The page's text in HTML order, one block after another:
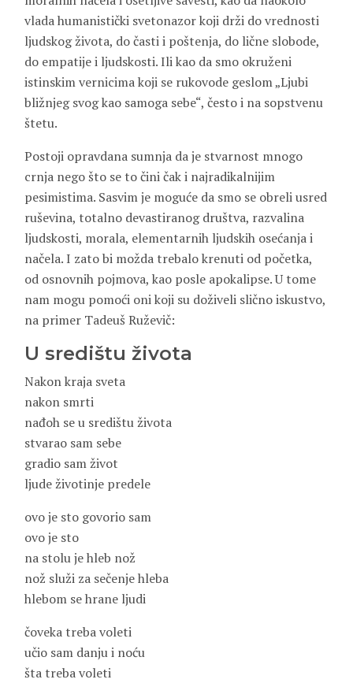
vlada humanistički svetonazor koji drži do vrednosti
ljudskog života, do časti i poštenja, do lične slobode,
do empatije i ljudskosti. Ili kao da smo okruženi
istinskim vernicima koji se rukovode geslom „Ljubi
bližnjeg svog kao samoga sebe“, često i na sopstvenu
štetu.
Postoji opravdana sumnja da je stvarnost mnogo
crnja nego što se to čini čak i najradikalnijim
pesimistima. Sasvim je moguće da smo se obreli usred
ruševina, totalno devastiranog društva, razvalina
ljudskosti, morala, elementarnih ljudskih osećanja i
načela. I zato bi možda trebalo krenuti od početka,
od osnovnih pojmova, kao posle apokalipse. U tome
nam mogu pomoći oni koji su doživeli slično iskustvo,
na primer Tadeuš Ruževič:
U središtu života
Nakon kraja sveta
nakon smrti
nađoh se u središtu života
stvarao sam sebe
gradio sam život
ljude životinje predele
ovo je sto govorio sam
ovo je sto
na stolu je hleb nož
nož služi za sečenje hleba
hlebom se hrane ljudi
čoveka treba voleti
učio sam danju i noću
šta treba voleti